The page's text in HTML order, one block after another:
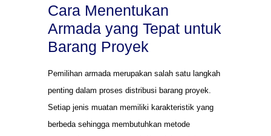
Cara Menentukan
Armada yang Tepat untuk
Barang Proyek
Pemilihan armada merupakan salah satu langkah
penting dalam proses distribusi barang proyek.
Setiap jenis muatan memiliki karakteristik yang
berbeda sehingga membutuhkan metode